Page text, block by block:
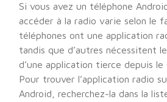
Si vous avez un téléphone
accéder à la radio varie selon le
téléphones ont une application
tandis que d’autres nécessitent
d’une application tierce depuis le
Pour trouver l’application radio
Android, recherchez-la dans la